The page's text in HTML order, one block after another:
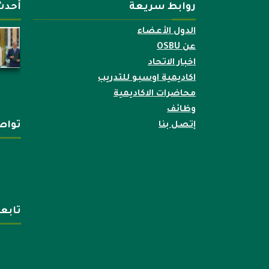
روابط سريعة
الدول الأعضاء
عن OSBU
اخبار الاتحاد
اكاديمية اوسبو للتدريب
محاضرات الاكاديمية
وظائف
إتصل بنا